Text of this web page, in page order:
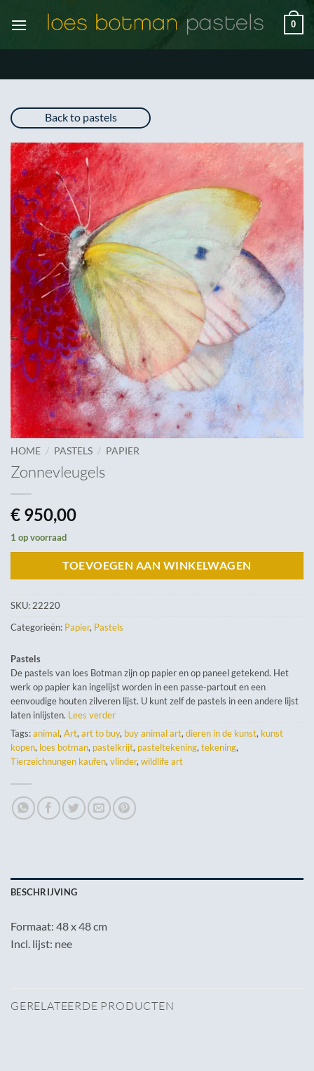
naar
0
Back to pastels
HOME / PASTELS / PAPIER
Zonnevleugels
€ 950,00
1 op voorraad
TOEVOEGEN AAN WINKELWAGEN
SKU: 22220
Categorieën: Papier, Pastels
Pastels
De pastels van loes Botman zijn op papier en op paneel getekend. Het
werk op papier kan ingelijst worden in een passe-partout en een
eenvoudige houten zilveren lijst. U kunt zelf de pastels in een andere lijst
laten inlijsten. Lees verder
Tags:animal, Art, art to buy, buy animal art, dieren in de kunst, kunst
kopen, loes botman, pastelkrijt, pasteltekening, tekening,
Tierzeichnungen kaufen, vlinder, wildlife art
BESCHRIJVING
Formaat: 48 x 48 cm
Incl. lijst: nee
GERELATEERDE PRODUCTEN